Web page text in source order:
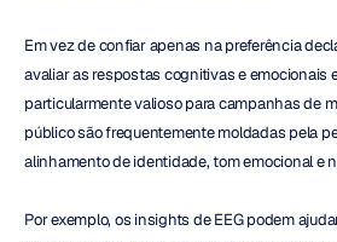
Em vez de confiar apenas na preferência
avaliar as respostas cognitivas e emocionais
particularmente valioso para campanhas de
público são frequentemente moldadas pela
alinhamento de identidade, tom emocional e
Por exemplo, os insights de EEG podem